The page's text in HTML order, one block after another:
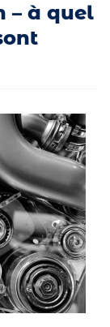
– à quel